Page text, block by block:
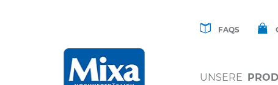
FAQS
UNSERE